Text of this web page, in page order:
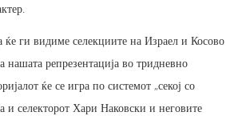
ги видиме селекциите на Израел и Косово
нашата репрезентација во тридневно
ќе се игра по системот „секој со
и селекторот Хари Наковски и неговите